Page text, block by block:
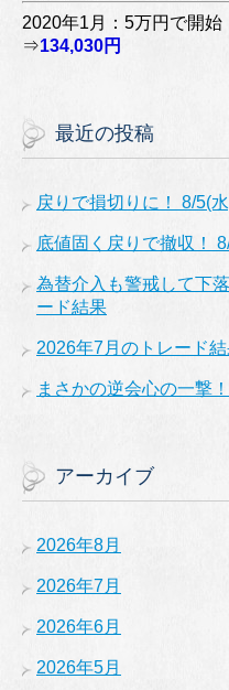
2020年1月：5万円で開始
⇒134,030円
最近の投稿
戻りで損切りに！ 8/5(
底値固く戻りで撤収！
為替介入も警戒して下
ード結果
2026年7月のトレード結
まさかの逆会心の一撃
アーカイブ
2026年8月
2026年7月
2026年6月
2026年5月